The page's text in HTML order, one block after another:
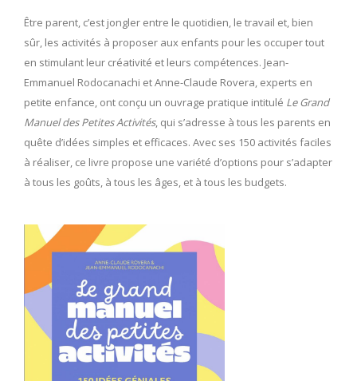
Être parent, c’est jongler entre le quotidien, le travail et, bien
sûr, les activités à proposer aux enfants pour les occuper tout
en stimulant leur créativité et leurs compétences. Jean-
Emmanuel Rodocanachi et Anne-Claude Rovera, experts en
petite enfance, ont conçu un ouvrage pratique intitulé Le Grand
Manuel des Petites Activités, qui s’adresse à tous les parents en
quête d’idées simples et efficaces. Avec ses 150 activités faciles
à réaliser, ce livre propose une variété d’options pour s’adapter
à tous les goûts, à tous les âges, et à tous les budgets.